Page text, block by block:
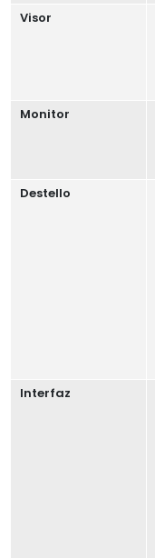
Visor
Monitor
Destello
Interfaz